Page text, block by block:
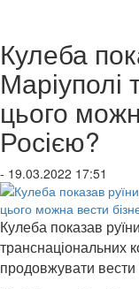
Кулеба
Маріуполі
цього
Росією?
- 19.03.2022 17:51
Кулеба показав
транснаціональних
продовжувати вести